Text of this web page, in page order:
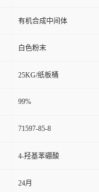
有机合成中间体
白色粉末
25KG/纸板桶
99%
71597-85-8
4-羟基苯硼酸
24月